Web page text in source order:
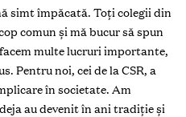
simt împăcată. Toți colegii din
comun și mă bucur să spun
multe lucruri importante,
Pentru noi, cei de la CSR, a
în societate. Am
au devenit în ani tradiție și